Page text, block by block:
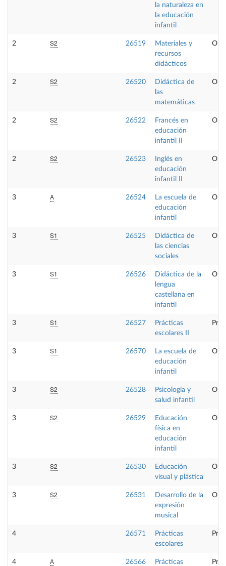
la naturaleza en
la educación
infantil
2 S2 26519
Materiales y
recursos
didácticos
2 S2 26520
Didáctica de
las
matemáticas
2 S2 26522
Francés en
educación
infantil II
2 S2 26523
Inglés en
educación
infantil II
3 A 26524
La escuela de
educación
infantil
3 S1 26525
Didáctica de
las ciencias
sociales
3 S1 26526
Didáctica de la
lengua
castellana en
infantil
3 S1 26527
Prácticas
escolares II
3 S1 26570
La escuela de
educación
infantil
3 S2 26528
Psicología y
salud infantil
3 S2 26529
Educación
física en
educación
infantil
3 S2 26530
Educación
visual y plástica
3 S2 26531
Desarrollo de la
expresión
musical
4 26571
Prácticas
escolares
4 A 26566
Prácticas